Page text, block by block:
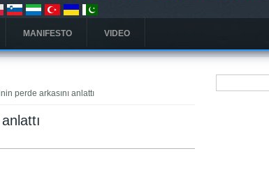
MANIFESTO VIDEO
perde arkasını anlattı